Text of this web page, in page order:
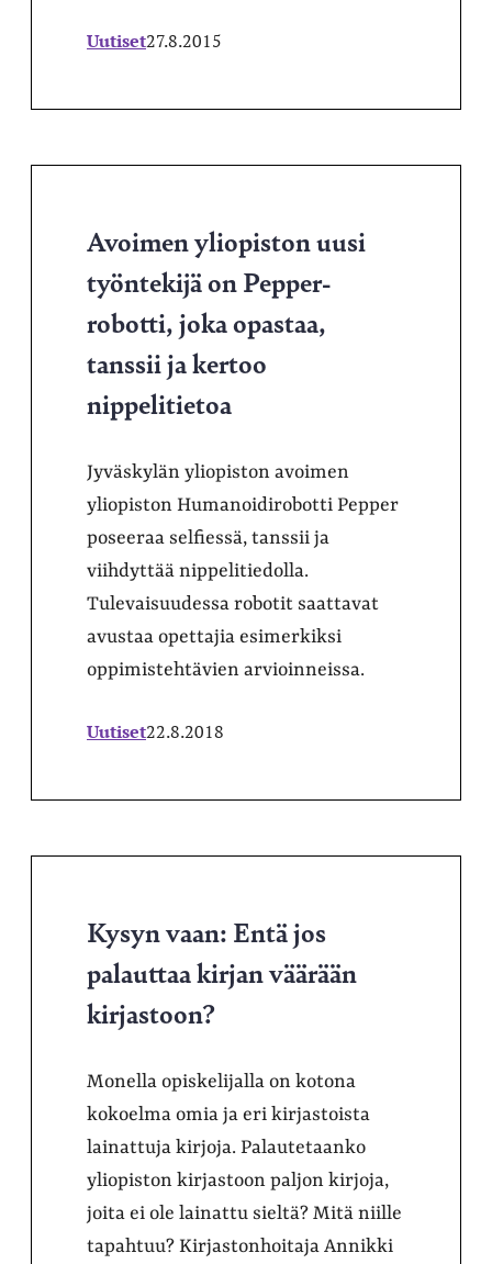
Uutiset27.8.2015
Avoimen yliopiston uusi
työntekijä on Pepper-
robotti, joka opastaa,
tanssii ja kertoo
nippelitietoa
Jyväskylän yliopiston avoimen
yliopiston Humanoidirobotti Pepper
poseeraa selfiessä, tanssii ja
viihdyttää nippelitiedolla.
Tulevaisuudessa robotit saattavat
avustaa opettajia esimerkiksi
oppimistehtävien arvioinneissa.
Uutiset22.8.2018
Kysyn vaan: Entä jos
palauttaa kirjan väärään
kirjastoon?
Monella opiskelijalla on kotona
kokoelma omia ja eri kirjastoista
lainattuja kirjoja. Palautetaanko
yliopiston kirjastoon paljon kirjoja,
joita ei ole lainattu sieltä? Mitä niille
tapahtuu? Kirjastonhoitaja Annikki